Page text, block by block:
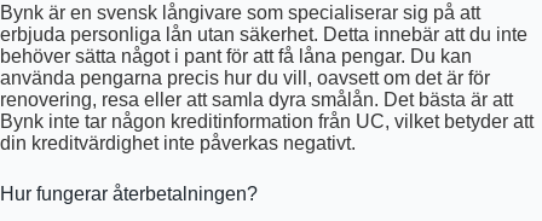
Bynk är en svensk långivare som specialiserar sig på att
erbjuda personliga lån utan säkerhet. Detta innebär att du inte
behöver sätta något i pant för att få låna pengar. Du kan
använda pengarna precis hur du vill, oavsett om det är för
renovering, resa eller att samla dyra smålån. Det bästa är att
Bynk inte tar någon kreditinformation från UC, vilket betyder att
din kreditvärdighet inte påverkas negativt.
Hur fungerar återbetalningen?